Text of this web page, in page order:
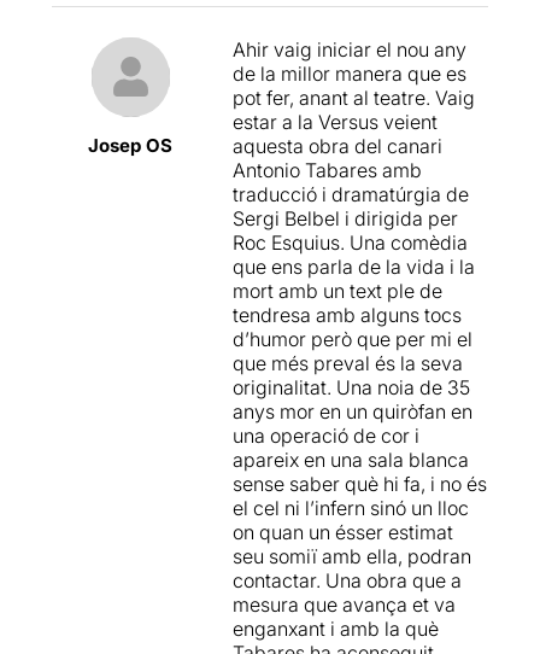
Josep OS
Ahir vaig iniciar el nou any
de la millor manera que es
pot fer, anant al teatre. Vaig
estar a la Versus veient
aquesta obra del canari
Antonio Tabares amb
traducció i dramatúrgia de
Sergi Belbel i dirigida per
Roc Esquius. Una comèdia
que ens parla de la vida i la
mort amb un text ple de
tendresa amb alguns tocs
d’humor però que per mi el
que més preval és la seva
originalitat. Una noia de 35
anys mor en un quiròfan en
una operació de cor i
apareix en una sala blanca
sense saber què hi fa, i no és
el cel ni l’infern sinó un lloc
on quan un ésser estimat
seu somiï amb ella, podran
contactar. Una obra que a
mesura que avança et va
enganxant i amb la què